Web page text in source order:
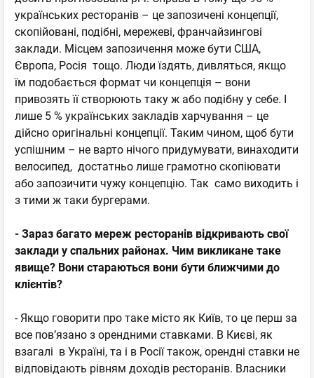
українських ресторанів – це запозичені концепції,
скопійовані, подібні, мережеві, франчайзингові
заклади. Місцем запозичення може бути США,
Європа, Росія тощо. Люди їздять, дивляться, якщо
їм подобається формат чи концепція – вони
привозять її створюють таку ж або подібну у себе. І
лише 5 % українських закладів харчування – це
дійсно оригінальні концепції. Таким чином, щоб бути
успішним – не варто нічого придумувати, винаходити
велосипед, достатньо лише грамотно скопіювати
або запозичити чужу концепцію. Так само виходить і
з тими ж таки бургерами.
- Зараз багато мереж ресторанів відкривають свої
заклади у спальних районах. Чим викликане таке
явище? Вони стараються вони бути ближчими до
клієнтів?
- Якщо говорити про таке місто як Київ, то це перш за
все пов’язано з орендними ставками. В Києві, як
взагалі в Україні, та і в Росії також, орендні ставки не
відповідають рівням доходів ресторанів. Власники